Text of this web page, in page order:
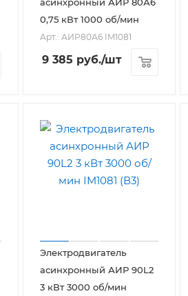
0,75 кВт 1000 об/мин
Арт.: АИР80А6 IM1081
9 385 руб./шт
Электродвигатель
асинхронный АИР 90L2
3 кВт 3000 об/мин